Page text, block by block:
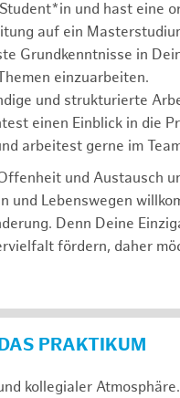
und hast eine
auf ein
Grundkenntnisse in
einzuarbeiten.
und strukturierte
einen Einblick in die
arbeitest gerne im
und Austausch
und Lebenswegen
Denn Deine
fördern, daher
PRAKTIKUM
kollegialer Atmosphäre.